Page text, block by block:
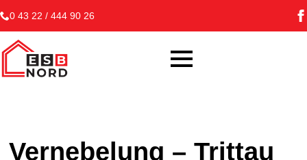
0 43 22 / 444 90 26
Vernebelung – Trittau